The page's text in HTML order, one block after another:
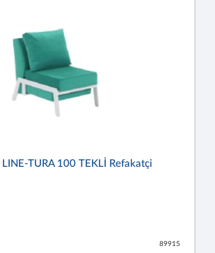
TURA 100 TEKLİ Refakatçi
89915